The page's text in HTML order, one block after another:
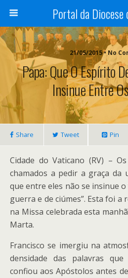
Portal da Diocese
21/05/2015 • No
Papa: Que O Espírito
Insinue Entre
Share Tweet Pin
Cidade do Vaticano (RV) –
chamados a pedir a graça da
que entre eles não se insinue
guerra e de ciúmes”. Esta foi a
na Missa celebrada esta
Marta.
Francisco se imergiu na
densidade das palavras
confiou aos Apóstolos antes